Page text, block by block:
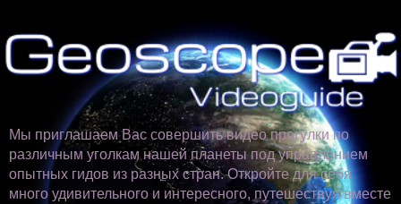
Мы приглашаем Вас совершить видео прогулки по
различным уголкам нашей планеты под управлением
опытных гидов из разных стран. Откройте для себя
много удивительного и интересного, путешествуя вместе